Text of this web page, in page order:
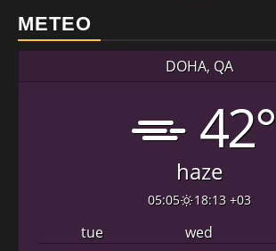
METEO
DOHA, QA
42°
haze
05:05 18:13 +03
tue wed